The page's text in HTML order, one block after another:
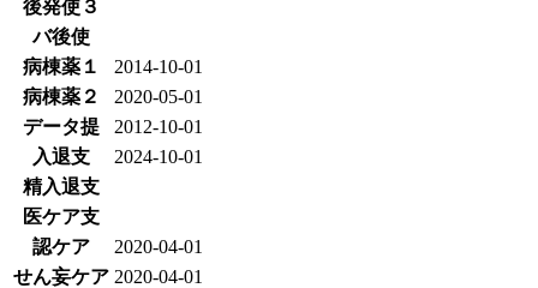
後発使３
バ後使
病棟薬１
2014-10-01
病棟薬２
2020-05-01
データ提
2012-10-01
入退支
2024-10-01
精入退支
医ケア支
認ケア
2020-04-01
せん妄ケア 2020-04-01